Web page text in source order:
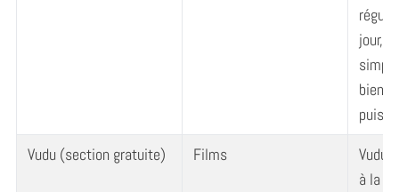
jour,
bien
Vudu (section gratuite)
Films
Vudu
à la